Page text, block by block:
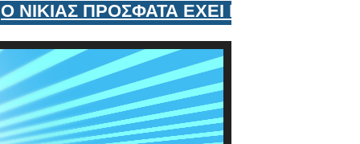
ΠΡΟΣΦΑΤΑ ΕΧΕΙ ΕΝΤΑΞΕΙ ΣΤΟΝ